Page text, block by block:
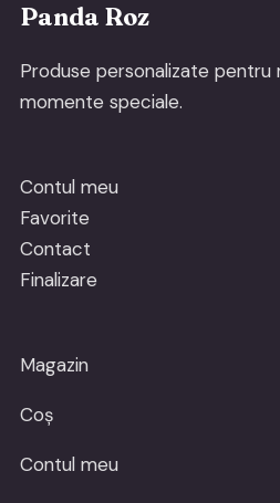
Panda Roz
Produse personalizate pentru
momente speciale.
Contul meu
Favorite
Contact
Finalizare
Magazin
Coș
Contul meu